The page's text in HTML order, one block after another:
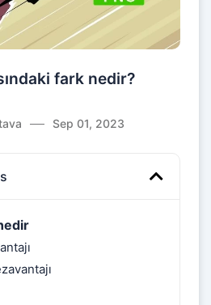
fark nedir?
Sep 01, 2023